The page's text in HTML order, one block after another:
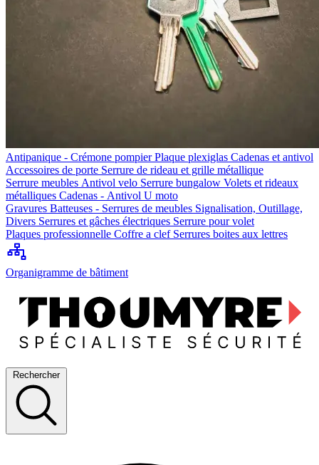
Antipanique - Crémone pompierPlaque plexiglas Cadenas et antivol
Accessoires de porte Serrure de rideau et grille métallique
Serrure meubles Antivol velo Serrure bungalow Volets et rideaux
métalliques Cadenas - Antivol U moto
Gravures Batteuses - Serrures de meubles Signalisation, Outillage,
Divers Serrures et gâches électriques Serrure pour volet
Plaques professionnelle Coffre a clef Serrures boites aux lettres
Organigramme de bâtiment
Rechercher